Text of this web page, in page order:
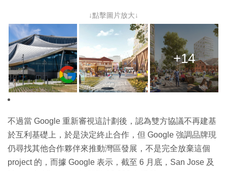
↓點擊圖片放大↓
+14
不過當 Google 重新審視這計劃後，認為雙方協議不再建基
於互利基礎上，於是決定終止合作，但 Google 強調品牌現
仍尋找其他合作夥伴來推動灣區發展，不是完全放棄這個
project 的，而據 Google 表示，截至 6 月底，San Jose 及